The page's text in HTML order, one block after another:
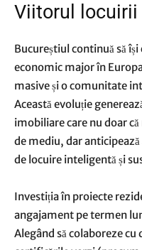
Viitorul locuirii
Bucureștiul continuă să
economic major în
masive și o comunitate
Această evoluție
imobiliare care nu doar
de mediu, dar
de locuire inteligentă și
Investiția în proiecte
angajament pe termen
Alegând să colaboreze